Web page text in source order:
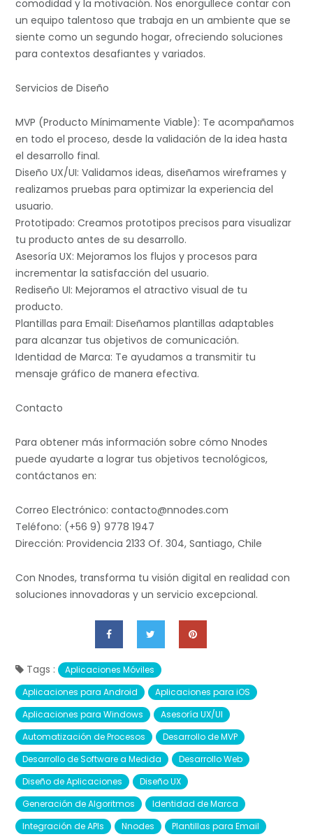
comodidad y la motivación. Nos enorgullece contar con
un equipo talentoso que trabaja en un ambiente que se
siente como un segundo hogar, ofreciendo soluciones
para contextos desafiantes y variados.
Servicios de Diseño
MVP (Producto Mínimamente Viable): Te acompañamos
en todo el proceso, desde la validación de la idea hasta
el desarrollo final.
Diseño UX/UI: Validamos ideas, diseñamos wireframes y
realizamos pruebas para optimizar la experiencia del
usuario.
Prototipado: Creamos prototipos precisos para visualizar
tu producto antes de su desarrollo.
Asesoría UX: Mejoramos los flujos y procesos para
incrementar la satisfacción del usuario.
Rediseño UI: Mejoramos el atractivo visual de tu
producto.
Plantillas para Email: Diseñamos plantillas adaptables
para alcanzar tus objetivos de comunicación.
Identidad de Marca: Te ayudamos a transmitir tu
mensaje gráfico de manera efectiva.
Contacto
Para obtener más información sobre cómo Nnodes
puede ayudarte a lograr tus objetivos tecnológicos,
contáctanos en:
Correo Electrónico: contacto@nnodes.com
Teléfono: (+56 9) 9778 1947
Dirección: Providencia 2133 Of. 304, Santiago, Chile
Con Nnodes, transforma tu visión digital en realidad con
soluciones innovadoras y un servicio excepcional.
Tags : Aplicaciones Móviles
Aplicaciones para Android
Aplicaciones para iOS
Aplicaciones para Windows
Asesoría UX/UI
Automatización de Procesos
Desarrollo de MVP
Desarrollo de Software a Medida
Desarrollo Web
Diseño de Aplicaciones
Diseño UX
Generación de Algoritmos
Identidad de Marca
Integración de APIs
Nnodes
Plantillas para Email